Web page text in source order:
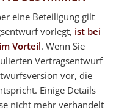
eine Beteiligung gilt
vorlegt, ist bei
Vorteil. Wenn Sie
Vertragsentwurf
vor, die
Einige Details
nicht mehr verhandelt